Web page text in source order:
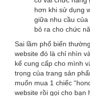
hơn khi sử dụng
giữa nhu cầu
bỏ ra cho chức
Sai lầm phổ biến
website đó là chỉ nhìn
kế cung cấp cho mình
trọng của trang sản
muốn mua 1 chiếc
website rồi gọi cho bạn